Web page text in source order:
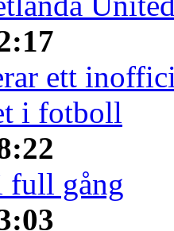
ett
i fotboll
full gång